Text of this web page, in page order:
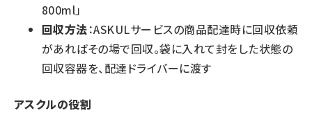
800ml」
回収方法：ASKULサービスの商品配達時に回収依頼
があればその場で回収。袋に入れて封をした状態の
回収容器を、配達ドライバーに渡す
アスクルの役割